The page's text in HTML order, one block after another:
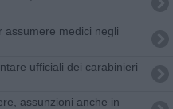
assumere medici negli
ufficiali dei carabinieri
assunzioni anche in